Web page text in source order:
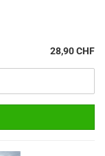
28,90 CHF